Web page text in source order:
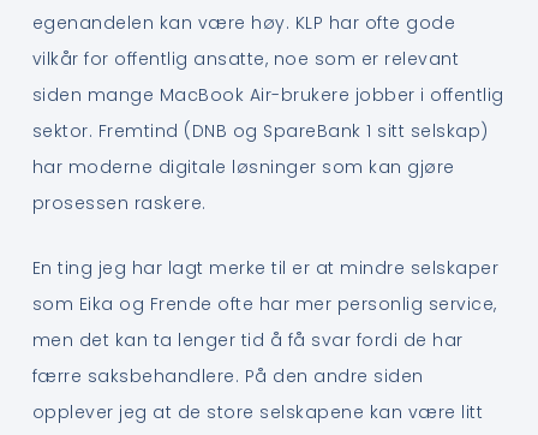
egenandelen kan være høy. KLP har ofte gode
vilkår for offentlig ansatte, noe som er relevant
siden mange MacBook Air-brukere jobber i offentlig
sektor. Fremtind (DNB og SpareBank 1 sitt selskap)
har moderne digitale løsninger som kan gjøre
prosessen raskere.
En ting jeg har lagt merke til er at mindre selskaper
som Eika og Frende ofte har mer personlig service,
men det kan ta lenger tid å få svar fordi de har
færre saksbehandlere. På den andre siden
opplever jeg at de store selskapene kan være litt